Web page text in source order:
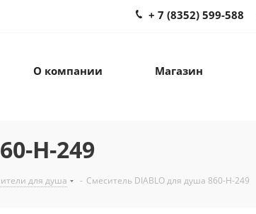
+ 7 (8352) 599-588
О компании Магазин
Н-249
для душа - Смеситель DIABLO для душа 860-Н-249